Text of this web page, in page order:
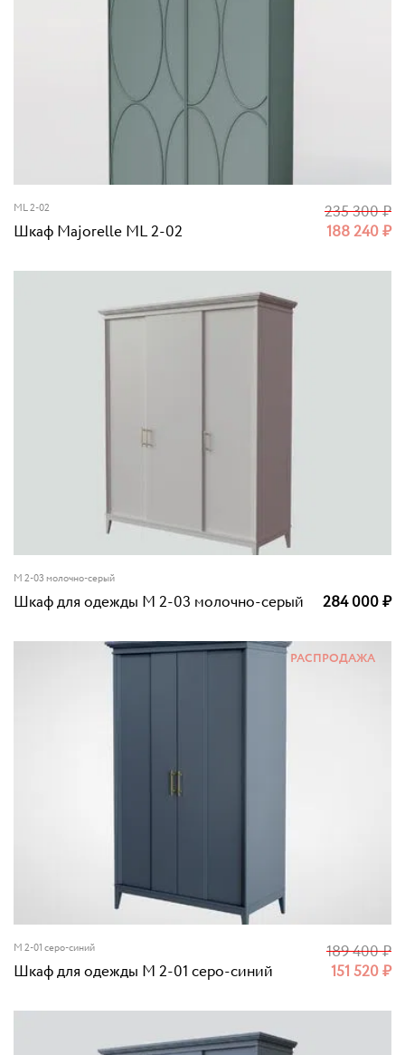
ML 2-02
Шкаф Majorelle ML 2-02 188 240₽
235 300₽
M 2-03 молочно-серый
Шкаф для одежды M 2-03 молочно-серый 284 000₽
M 2-01 серо-синий
Шкаф для одежды M 2-01 серо-синий 151 520₽
189 400₽
РАСПРОДАЖА